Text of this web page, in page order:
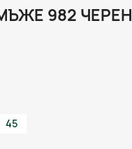
982 ЧЕРЕН
45